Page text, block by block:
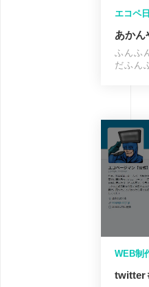
エコペ
あかん
ふんふ
だふん
WEB制
twitter